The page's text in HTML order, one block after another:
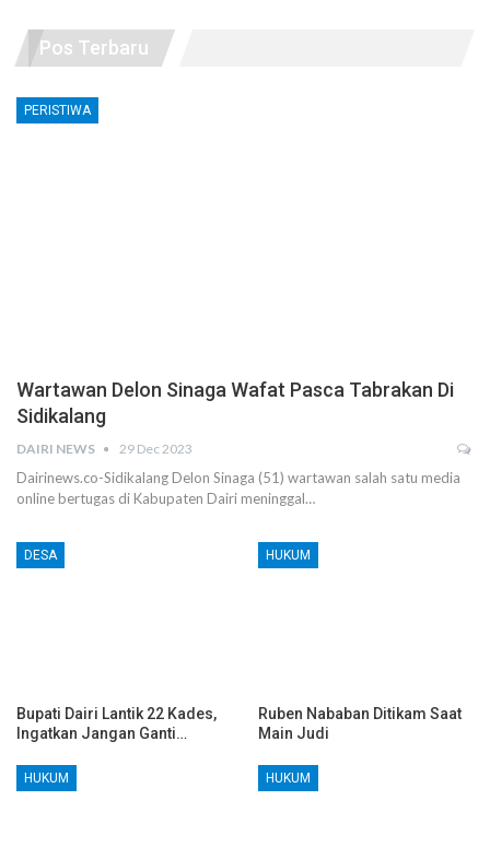
Pos Terbaru
PERISTIWA
Wartawan Delon Sinaga Wafat Pasca Tabrakan Di
Sidikalang
DAIRI NEWS 29 Dec 2023
Dairinews.co-Sidikalang Delon Sinaga (51) wartawan salah satu media
online bertugas di Kabupaten Dairi meninggal…
DESA
Bupati Dairi Lantik 22 Kades,
Ingatkan Jangan Ganti…
HUKUM
Ruben Nababan Ditikam Saat
Main Judi
HUKUM HUKUM